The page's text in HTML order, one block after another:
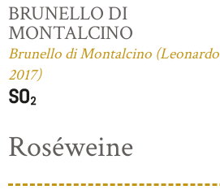
BRUNELLO DI
MONTALCINO
Brunello di Montalcino (Leonardo
2017)
Roséweine